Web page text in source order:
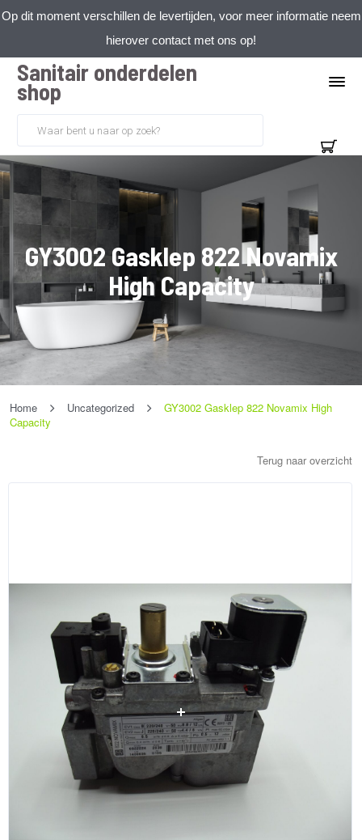
Op dit moment verschillen de levertijden, voor meer informatie neem
hierover contact met ons op!
Sanitair onderdelen
shop
GY3002 Gasklep 822 Novamix
High Capacity
Home Uncategorized
GY3002 Gasklep 822 Novamix High
Capacity
Terug naar overzicht